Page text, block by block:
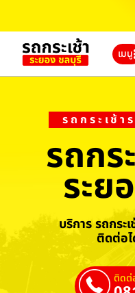
เมนู
รถกระเช้
รถกร
ระย
บริการ รถกระ
ติดต่อ
ติดต่